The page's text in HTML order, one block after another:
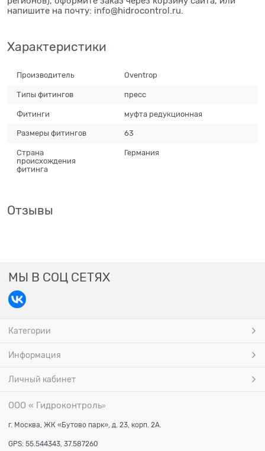
напишите на почту: info@hidrocontrol.ru.
Характеристики
Производитель Oventrop
Типы фитингов пресс
Фитинги муфта редукционная
Размеры фитингов 63
Страна
происхождения
фитинга
Германия
Отзывы
МЫ В СОЦ СЕТЯХ
Категории
Информация
Личный кабинет
ООО « Гидроконтроль»
г. Москва, ЖК «Бутово парк», д. 23, корп. 2А.
GPS: 55.544343, 37.587260